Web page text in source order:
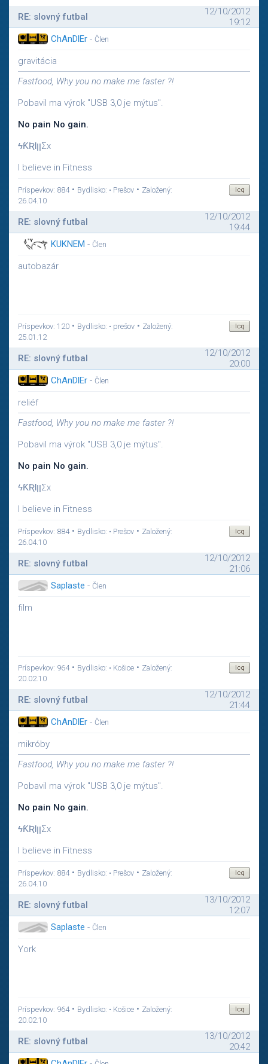
RE: slovný futbal
12/10/2012
19:12
ChAnDlEr - Člen
gravitácia
Fastfood, Why you no make me faster ?!
Pobavil ma výrok "USB 3,0 je mýtus".
No pain No gain.
ϟƘƦƖןןΣx
I believe in Fitness
Príspevkov: 884• Bydlisko: • Prešov • Založený:
26.04.10
RE: slovný futbal
12/10/2012
19:44
KUKNEM - Člen
autobazár
Príspevkov: 120 • Bydlisko: • prešov • Založený:
25.01.12
RE: slovný futbal
12/10/2012
20:00
ChAnDlEr - Člen
reliéf
Fastfood, Why you no make me faster ?!
Pobavil ma výrok "USB 3,0 je mýtus".
No pain No gain.
ϟƘƦƖןןΣx
I believe in Fitness
Príspevkov: 884• Bydlisko: • Prešov • Založený:
26.04.10
RE: slovný futbal
12/10/2012
21:06
Saplaste - Člen
film
Príspevkov: 964• Bydlisko: • Košice • Založený:
20.02.10
RE: slovný futbal
12/10/2012
21:44
ChAnDlEr - Člen
mikróby
Fastfood, Why you no make me faster ?!
Pobavil ma výrok "USB 3,0 je mýtus".
No pain No gain.
ϟƘƦƖןןΣx
I believe in Fitness
Príspevkov: 884• Bydlisko: • Prešov • Založený:
26.04.10
RE: slovný futbal
13/10/2012
12:07
Saplaste - Člen
York
Príspevkov: 964• Bydlisko: • Košice • Založený:
20.02.10
RE: slovný futbal
13/10/2012
20:42